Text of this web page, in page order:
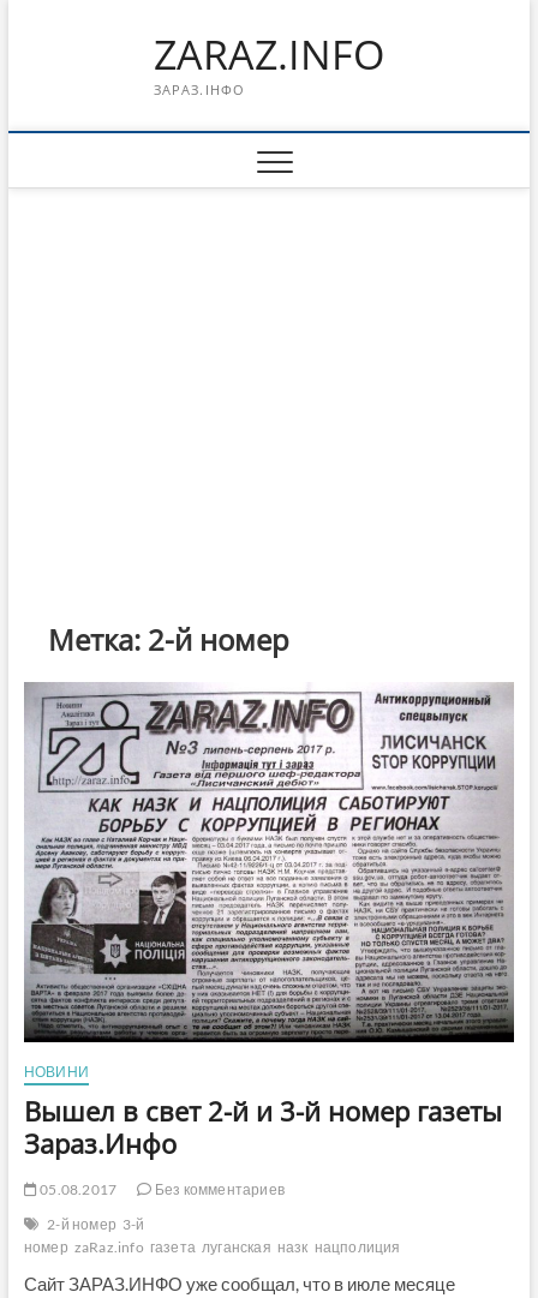
ZARAZ.INFO
ЗАРАЗ.ІНФО
Метка: 2-й номер
НОВИНИ
Вышел в свет 2-й и 3-й номер газеты
Зараз.Инфо
05.08.2017
Без комментариев
2-й номер 3-й
номер zaRaz.info газета луганская назк нацполиция
Сайт ЗАРАЗ.ИНФО уже сообщал, что в июле месяце